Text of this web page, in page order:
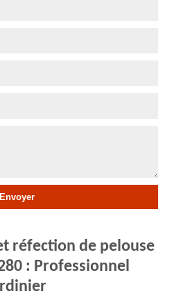
réfection de pelouse
: Professionnel